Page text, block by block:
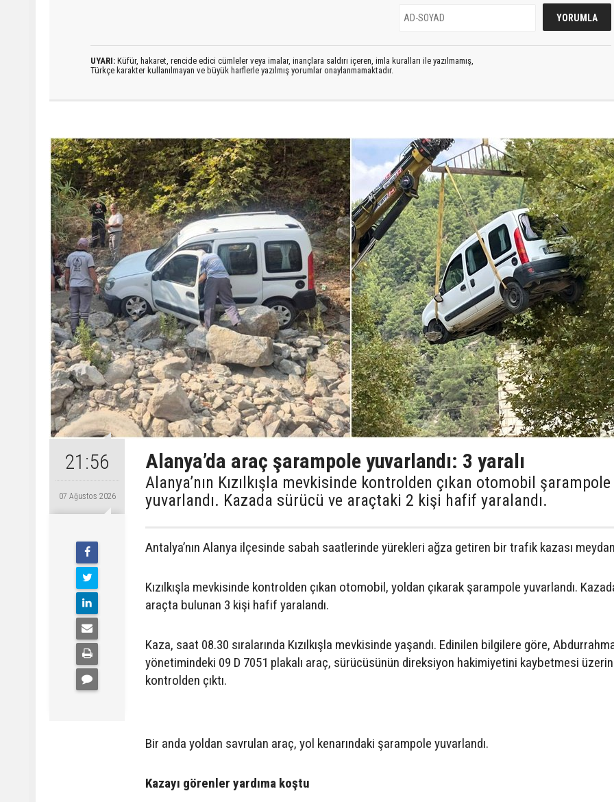
UYARI: Küfür, hakaret, rencide edici cümleler veya imalar, inançlara saldırı içeren, imla kuralları ile yazılmamış,
Türkçe karakter kullanılmayan ve büyük harflerle yazılmış yorumlar onaylanmamaktadır.
21:56
07 Ağustos 2026
Alanya’da araç şarampole yuvarlandı: 3 yaralı
Alanya’nın Kızılkışla mevkisinde kontrolden çıkan otomobil şarampole
yuvarlandı. Kazada sürücü ve araçtaki 2 kişi hafif yaralandı.
Antalya’nın Alanya ilçesinde sabah saatlerinde yürekleri ağza getiren bir trafik kazası
Kızılkışla mevkisinde kontrolden çıkan otomobil, yoldan çıkarak şarampole yuvarlandı.
araçta bulunan 3 kişi hafif yaralandı.
Kaza, saat 08.30 sıralarında Kızılkışla mevkisinde yaşandı. Edinilen bilgilere göre,
yönetimindeki 09 D 7051 plakalı araç, sürücüsünün direksiyon hakimiyetini kaybetmesi
kontrolden çıktı.
Bir anda yoldan savrulan araç, yol kenarındaki şarampole yuvarlandı.
Kazayı görenler yardıma koştu